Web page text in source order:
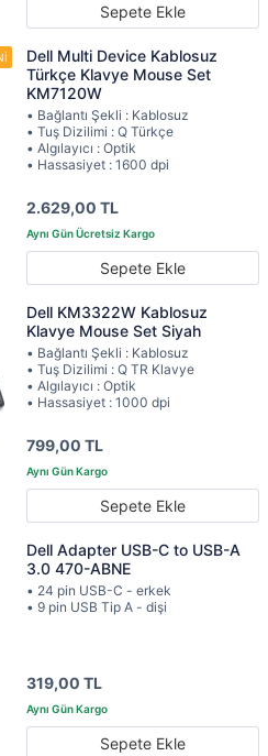
Sepete Ekle
Dell Multi Device Kablosuz
Türkçe Klavye Mouse Set
KM7120W
• Bağlantı Şekli : Kablosuz
• Tuş Dizilimi : Q Türkçe
• Algılayıcı : Optik
• Hassasiyet : 1600 dpi
2.629,00 TL
Sepete Ekle
Dell KM3322W Kablosuz
Klavye Mouse Set Siyah
• Bağlantı Şekli : Kablosuz
• Tuş Dizilimi : Q TR Klavye
• Algılayıcı : Optik
• Hassasiyet : 1000 dpi
799,00 TL
Sepete Ekle
Dell Adapter USB-C to USB-A
3.0 470-ABNE
• 24 pin USB-C - erkek
• 9 pin USB Tip A - dişi
319,00 TL
Sepete Ekle